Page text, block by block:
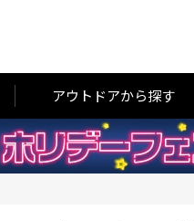
アウトドアから探す